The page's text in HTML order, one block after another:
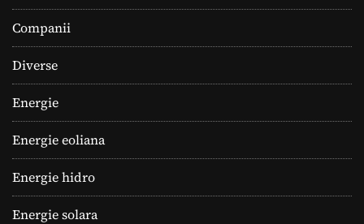
Companii
Diverse
Energie
Energie eoliana
Energie hidro
Energie solara